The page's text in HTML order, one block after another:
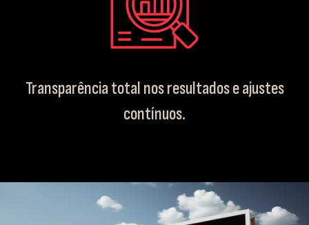
Transparência total nos resultados e ajustes
contínuos.